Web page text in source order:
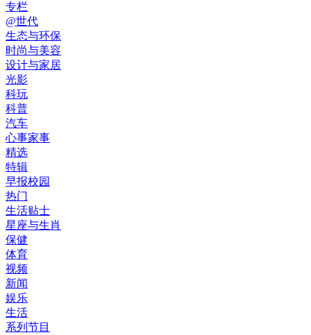
专栏
@世代
生态与环保
时尚与美容
设计与家居
光影
科玩
科普
汽车
心事家事
精选
特辑
早报校园
热门
生活贴士
星座与生肖
保健
体育
视频
新闻
娱乐
生活
系列节目